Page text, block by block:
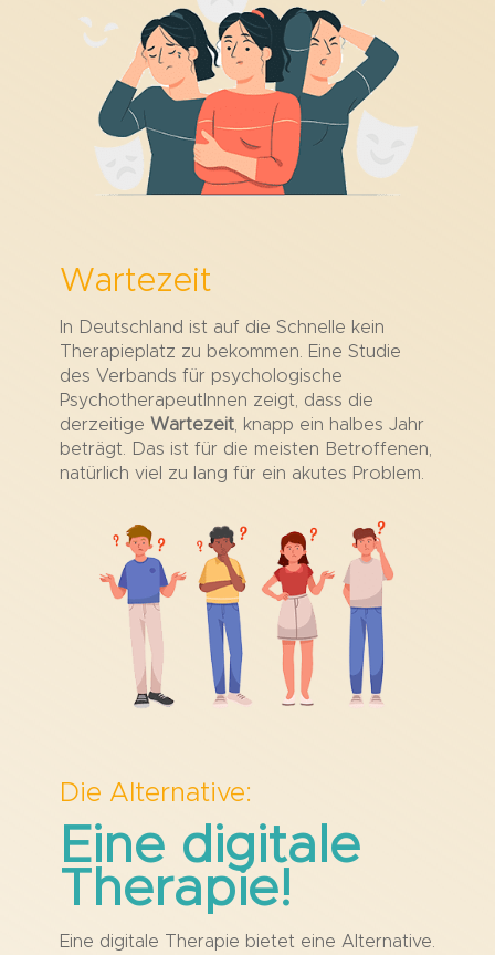
Wartezeit
In Deutschland ist auf die Schnelle kein
Therapieplatz zu bekommen. Eine Studie
des Verbands für psychologische
PsychotherapeutInnen zeigt, dass die
derzeitige Wartezeit, knapp ein halbes Jahr
beträgt. Das ist für die meisten Betroffenen,
natürlich viel zu lang für ein akutes Problem.
Die Alternative:
Eine digitale
Therapie!
Eine digitale Therapie bietet eine Alternative.